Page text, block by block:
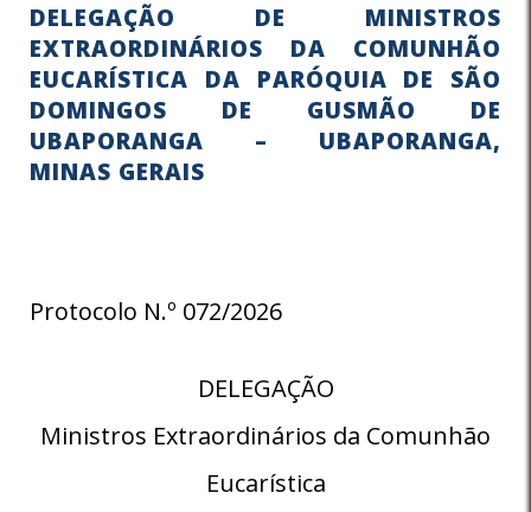
DELEGAÇÃO DE MINISTROS
EXTRAORDINÁRIOS DA COMUNHÃO
EUCARÍSTICA DA PARÓQUIA DE SÃO
DOMINGOS DE GUSMÃO DE
UBAPORANGA – UBAPORANGA,
MINAS GERAIS
Protocolo N.º 072/2026
DELEGAÇÃO
Ministros Extraordinários da Comunhão
Eucarística